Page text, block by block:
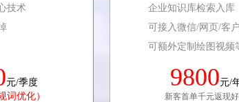
技术
元/季度
词优化）
企业知识库检索入库
可接入微信/网页/客
可额外定制绘图视频
9800元/
新客首单千元返现